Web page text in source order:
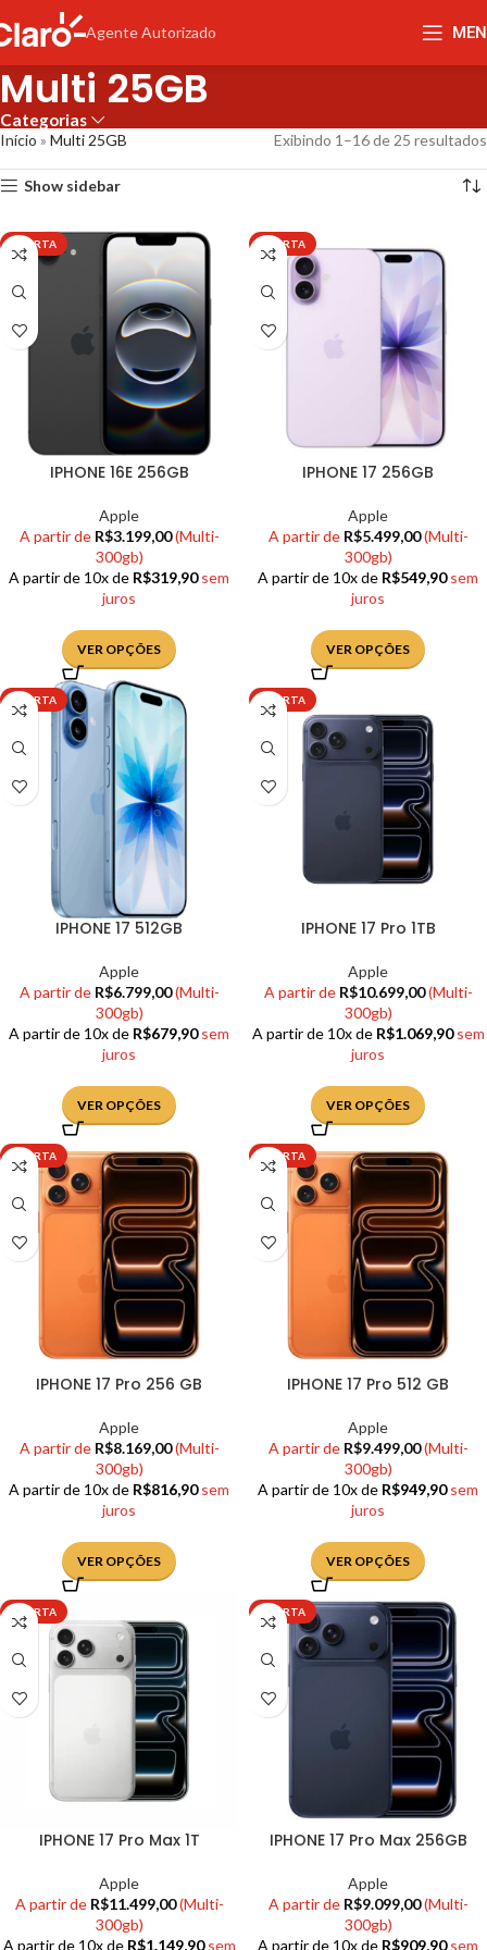
Agente Autorizado
Multi 25GB
Categorias
Início » Multi 25GB Exibindo 1–16 de 25 resultados
Show sidebar
OFERTA
IPHONE 16E 256GB
Apple
A partir de R$3.199,00(Multi-
300gb)
A partir de 10x de R$319,90 sem
juros
VER OPÇÕES
OFERTA
IPHONE 17 256GB
Apple
A partir de R$5.499,00(Multi-
300gb)
A partir de 10x de R$549,90 sem
juros
VER OPÇÕES
OFERTA
IPHONE 17 512GB
Apple
A partir de R$6.799,00(Multi-
300gb)
A partir de 10x de R$679,90 sem
juros
VER OPÇÕES
OFERTA
IPHONE 17 Pro 1TB
Apple
A partir de R$10.699,00(Multi-
300gb)
A partir de 10x de R$1.069,90 sem
juros
VER OPÇÕES
OFERTA
IPHONE 17 Pro 256 GB
Apple
A partir de R$8.169,00(Multi-
300gb)
A partir de 10x de R$816,90 sem
juros
VER OPÇÕES
OFERTA
IPHONE 17 Pro 512 GB
Apple
A partir de R$9.499,00(Multi-
300gb)
A partir de 10x de R$949,90 sem
juros
VER OPÇÕES
OFERTA
IPHONE 17 Pro Max 1T
Apple
A partir de R$11.499,00(Multi-
300gb)
A partir de 10x de R$1.149,90 sem
OFERTA
IPHONE 17 Pro Max 256GB
Apple
A partir de R$9.099,00(Multi-
300gb)
A partir de 10x de R$909,90 sem